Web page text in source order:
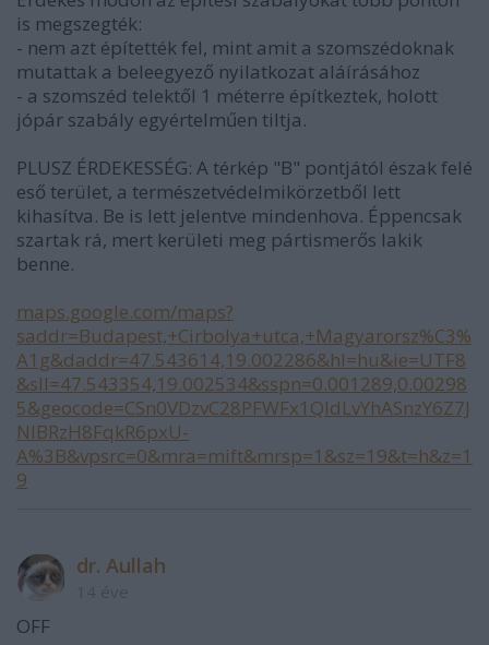
is megszegték:
- nem azt építették fel, mint amit a szomszédoknak
mutattak a beleegyező nyilatkozat aláírásához
- a szomszéd telektől 1 méterre építkeztek, holott
jópár szabály egyértelműen tiltja.
PLUSZ ÉRDEKESSÉG: A térkép "B" pontjától észak felé
eső terület, a természetvédelmikörzetből lett
kihasítva. Be is lett jelentve mindenhova. Éppencsak
szartak rá, mert kerületi meg pártismerős lakik
benne.
maps.google.com/maps?
saddr=Budapest,+Cirbolya+utca,+Magyarorsz%C3%
A1g&daddr=47.543614,19.002286&hl=hu&ie=UTF8
&sll=47.543354,19.002534&sspn=0.001289,0.00298
5&geocode=CSn0VDzvC28PFWFx1QIdLvYhASnzY6Z7J
NlBRzH8FqkR6pxU-
A%3B&vpsrc=0&mra=mift&mrsp=1&sz=19&t=h&z=1
9
dr. Aullah
OFF